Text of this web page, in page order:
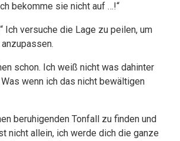
bekomme sie nicht auf …!“
Ich versuche die Lage zu peilen, um
schon. Ich weiß nicht was dahinter
wenn ich das nicht bewältigen
beruhigenden Tonfall zu finden und
nicht allein, ich werde dich die ganze